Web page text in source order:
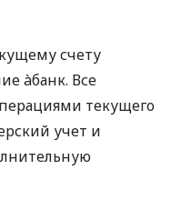
счету
àбанк. Все
текущего
учет и